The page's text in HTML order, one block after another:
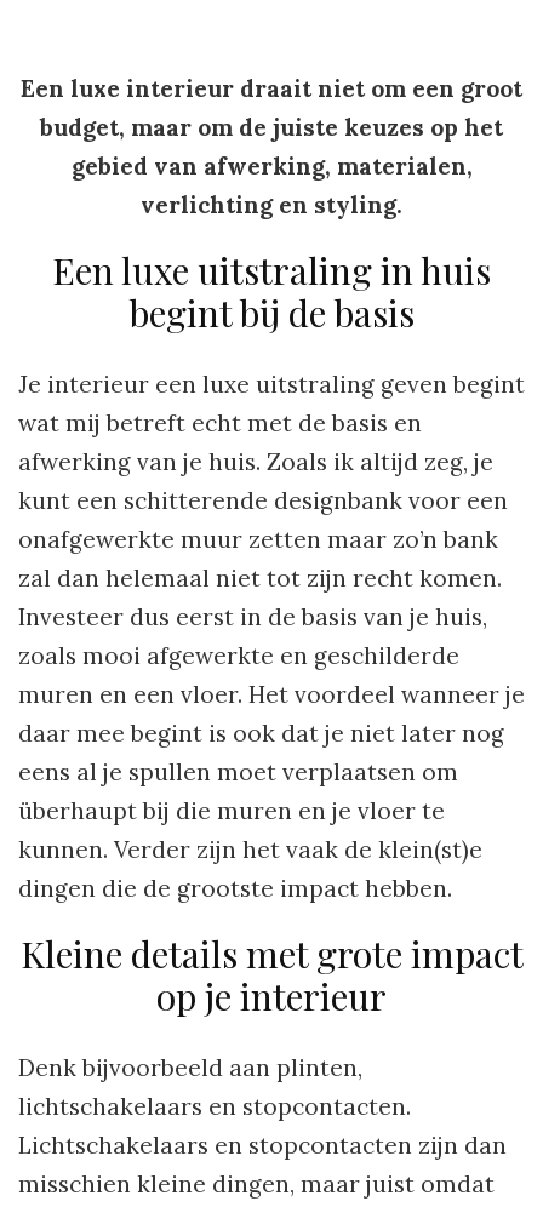
Een luxe interieur draait niet om een groot
budget, maar om de juiste keuzes op het
gebied van afwerking, materialen,
verlichting en styling.
Een luxe uitstraling in huis
begint bij de basis
Je interieur een luxe uitstraling geven begint
wat mij betreft echt met de basis en
afwerking van je huis. Zoals ik altijd zeg, je
kunt een schitterende designbank voor een
onafgewerkte muur zetten maar zo’n bank
zal dan helemaal niet tot zijn recht komen.
Investeer dus eerst in de basis van je huis,
zoals mooi afgewerkte en geschilderde
muren en een vloer. Het voordeel wanneer je
daar mee begint is ook dat je niet later nog
eens al je spullen moet verplaatsen om
überhaupt bij die muren en je vloer te
kunnen. Verder zijn het vaak de klein(st)e
dingen die de grootste impact hebben.
Kleine details met grote impact
op je interieur
Denk bijvoorbeeld aan plinten,
lichtschakelaars en stopcontacten.
Lichtschakelaars en stopcontacten zijn dan
misschien kleine dingen, maar juist omdat